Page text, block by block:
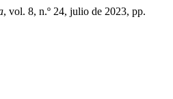
, vol. 8, n.º 24, julio de 2023, pp.